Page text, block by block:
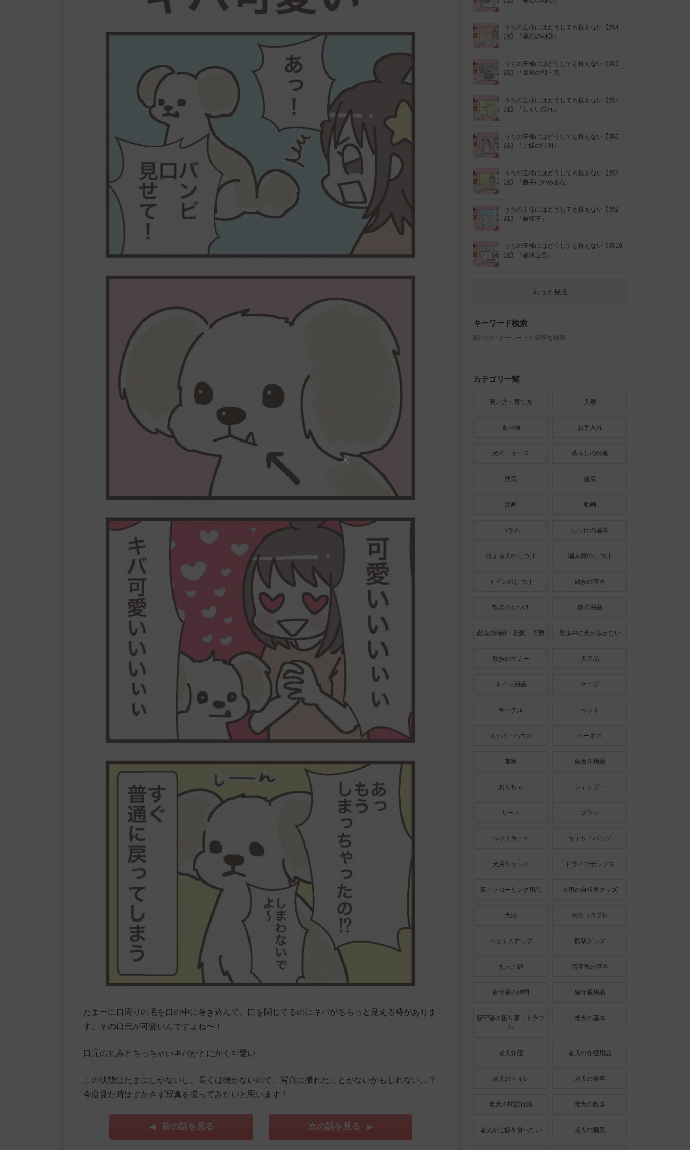
たまーに口周りの毛を口の中に巻き込んで、口を閉じてるのにキバがちらっと見える時がありま
す。その口元が可愛いんですよね〜！
口元の丸みとちっちゃいキバがとにかく可愛い。
この状態はたまにしかないし、長くは続かないので、写真に撮れたことがないかもしれない…？
今度見た時はすかさず写真を撮ってみたいと思います！
前の話を見る 次の話を見る
うちの王様にはどうしても抗えない【第4
話】「暴君の朝③」
うちの王様にはどうしても抗えない【第5
話】「暴君の朝・完」
うちの王様にはどうしても抗えない【第7
話】「しまい忘れ」
うちの王様にはどうしても抗えない【第6
話】「ご飯の時間」
うちの王様にはどうしても抗えない【第8
話】「勝手にやめるな」
うちの王様にはどうしても抗えない【第9
話】「破壊王」
うちの王様にはどうしても抗えない【第10
話】「破壊王②」
もっと見る
キーワード検索
調べたいキーワードで記事を検索
カテゴリ一覧
飼い方・育て方 犬種
食べ物 お手入れ
犬のニュース 暮らしの情報
病気 健康
漫画 動画
コラム しつけの基本
吠える犬のしつけ 噛み癖のしつけ
トイレのしつけ 散歩の基本
散歩のしつけ 散歩用品
散歩の時間・距離・回数 散歩中に犬が歩かない
散歩のマナー 犬用品
トイレ用品 ケージ
サークル ベッド
犬小屋・ハウス ハーネス
首輪 歯磨き用品
おもちゃ シャンプー
リード ブラシ
ペットカート キャリーバッグ
犬用リュック ドライブボックス
床・フローリング用品 犬用の自転車グッズ
犬服 犬のコスプレ
ペットステップ 防寒グッズ
抱っこ紐 留守番の基本
留守番の時間 留守番用品
留守番の困り事・トラブ
ル
老犬の基本
老犬介護 老犬の介護用品
老犬のトイレ 老犬の食事
老犬の問題行動 老犬の散歩
老犬がご飯を食べない 老犬の病気